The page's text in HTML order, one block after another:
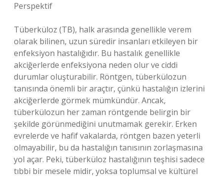
Perspektif
Tüberküloz (TB), halk arasında genellikle verem
olarak bilinen, uzun süredir insanları etkileyen bir
enfeksiyon hastalığıdır. Bu hastalık genellikle
akciğerlerde enfeksiyona neden olur ve ciddi
durumlar oluşturabilir. Röntgen, tüberkülozun
tanısında önemli bir araçtır, çünkü hastalığın izlerini
akciğerlerde görmek mümkündür. Ancak,
tüberkülozun her zaman röntgende belirgin bir
şekilde görünmediğini unutmamak gerekir. Erken
evrelerde ve hafif vakalarda, röntgen bazen yeterli
olmayabilir, bu da hastalığın tanısının zorlaşmasına
yol açar. Peki, tüberküloz hastalığının teşhisi sadece
tıbbi bir mesele midir, yoksa toplumsal ve kültürel